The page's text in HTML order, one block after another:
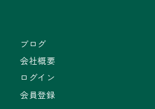
ブログ
会社概要
ログイン
会員登録